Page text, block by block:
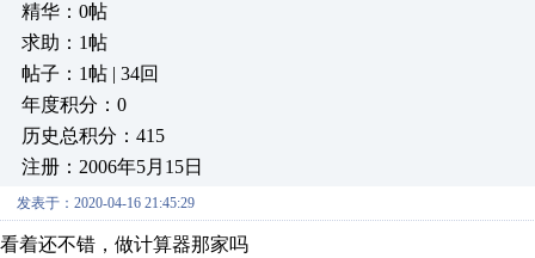
精华：0帖
求助：1帖
帖子：1帖 | 34回
年度积分：0
历史总积分：415
注册：2006年5月15日
发表于：2020-04-16 21:45:29
看着还不错，做计算器那家吗